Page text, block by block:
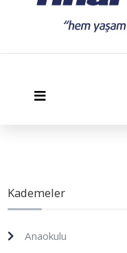
Kademeler
Anaokulu